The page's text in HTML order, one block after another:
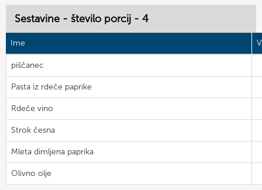
Sestavine - število porcij - 4
Ime
piščanec
Pasta iz rdeče paprike
Rdeče vino
Strok česna
Mleta dimljena paprika
Olivno olje